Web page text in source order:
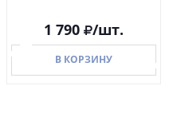
1 790 /шт.
В КОРЗИНУ